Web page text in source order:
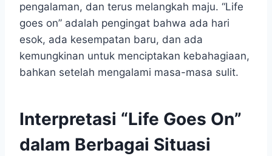
pengalaman, dan terus melangkah maju. “Life
goes on” adalah pengingat bahwa ada hari
esok, ada kesempatan baru, dan ada
kemungkinan untuk menciptakan kebahagiaan,
bahkan setelah mengalami masa-masa sulit.
Interpretasi “Life Goes On”
dalam Berbagai Situasi